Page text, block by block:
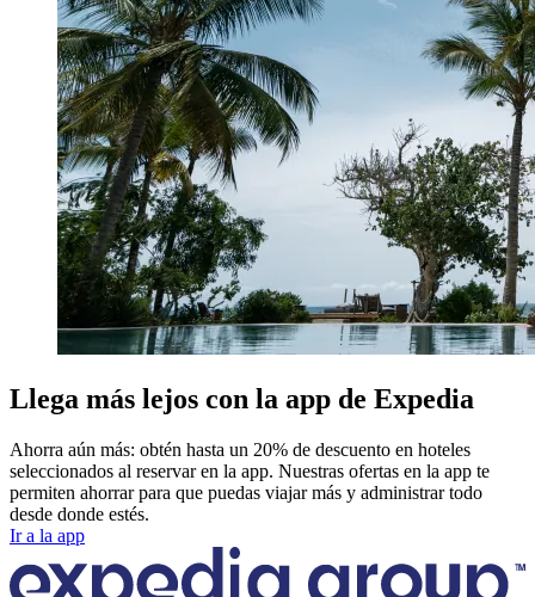
Llega más lejos con la app de Expedia
Ahorra aún más: obtén hasta un 20% de descuento en hoteles
seleccionados al reservar en la app. Nuestras ofertas en la app te
permiten ahorrar para que puedas viajar más y administrar todo
desde donde estés.
Ir a la app